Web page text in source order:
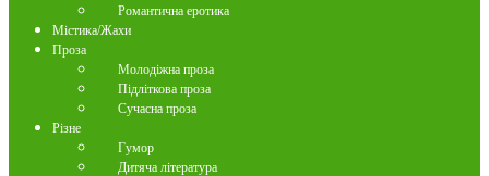
Романтична еротика
Містика/Жахи
Проза
Молодіжна проза
Підліткова проза
Сучасна проза
Різне
Гумор
Дитяча література